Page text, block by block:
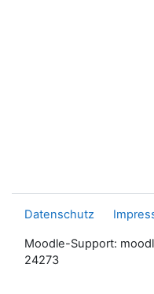
Datenschutz
Moodle-Support:
24273